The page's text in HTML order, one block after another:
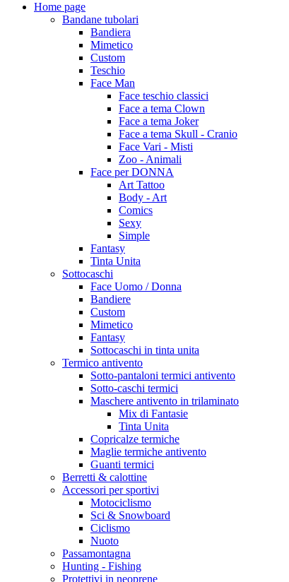
Home page
Bandane tubolari
Bandiera
Mimetico
Custom
Teschio
Face Man
Face teschio classici
Face a tema Clown
Face a tema Joker
Face a tema Skull - Cranio
Face Vari - Misti
Zoo - Animali
Face per DONNA
Art Tattoo
Body - Art
Comics
Sexy
Simple
Fantasy
Tinta Unita
Sottocaschi
Face Uomo / Donna
Bandiere
Custom
Mimetico
Fantasy
Sottocaschi in tinta unita
Termico antivento
Sotto-pantaloni termici antivento
Sotto-caschi termici
Maschere antivento in trilaminato
Mix di Fantasie
Tinta Unita
Copricalze termiche
Maglie termiche antivento
Guanti termici
Berretti & calottine
Accessori per sportivi
Motociclismo
Sci & Snowboard
Ciclismo
Nuoto
Passamontagna
Hunting - Fishing
Protettivi in neoprene